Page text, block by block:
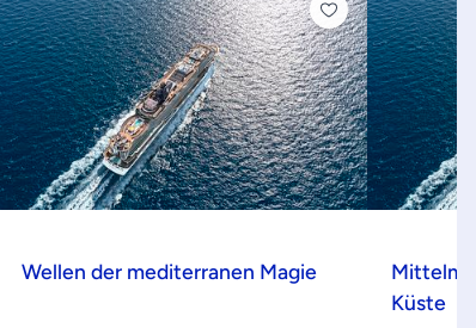
Wellen der mediterranen Magie
Küste